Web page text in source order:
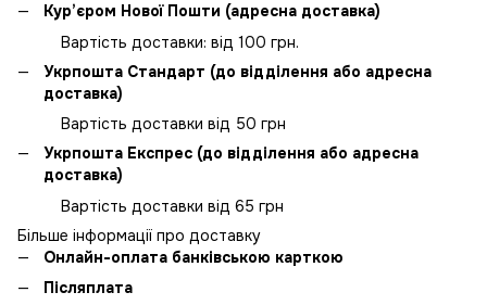
Кур’єром Нової Пошти (адресна доставка)
Вартість доставки: від 100 грн.
Укрпошта Стандарт (до відділення або адресна
доставка)
Вартість доставки від 50 грн
Укрпошта Експрес (до відділення або адресна
доставка)
Вартість доставки від 65 грн
Більше інформації про доставку
Онлайн-оплата банківською карткою
Післяплата